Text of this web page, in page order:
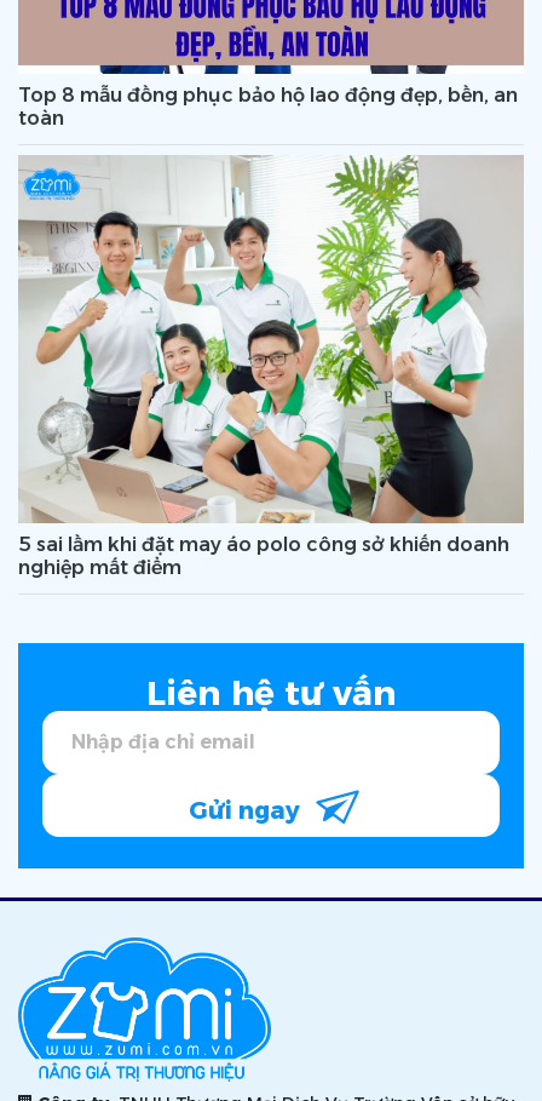
Top 8 mẫu đồng phục bảo hộ lao động đẹp, bền, an
toàn
5 sai lầm khi đặt may áo polo công sở khiến doanh
nghiệp mất điểm
Liên hệ tư vấn
Gửi ngay